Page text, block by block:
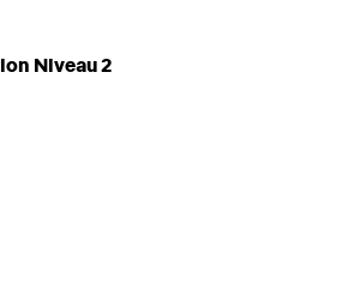
Niveau 2